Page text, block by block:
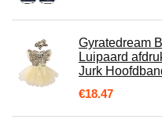
Gyratedream
Luipaard
Jurk
€18.47